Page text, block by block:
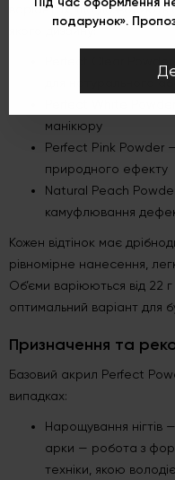
варіантах, що
якого дизайну:
для натурального
манікюру
Perfect Pink Powder
природного ефекту
Natural Peach
камуфлювання
Кожен відтінок має
рівномірне нанесення,
Об’єми варіюються від 22
оптимальний варіант для
Призначення та
Базовий акрил Perfect
випадках:
Нарощування нігтів
арки — робота з
техніки, якою
подарунок».